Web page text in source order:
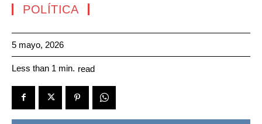
POLÍTICA
5 mayo, 2026
Less than 1 min. read